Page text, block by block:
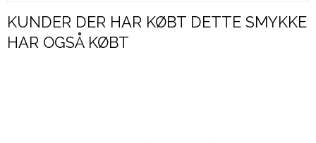
KUNDER DER HAR KØBT DETTE SMYKKE
HAR OGSÅ KØBT